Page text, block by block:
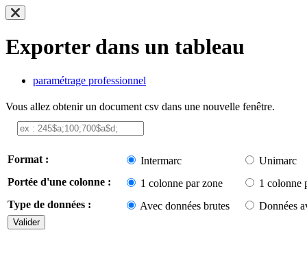
Exporter dans un tableau
paramétrage professionnel
Vous allez obtenir un document csv dans une nouvelle fenêtre.
Format : Intermarc
Unimarc
Portée d'une colonne :
1 colonne par zone
1 colonne
Type de données :
Avec données brutes Données